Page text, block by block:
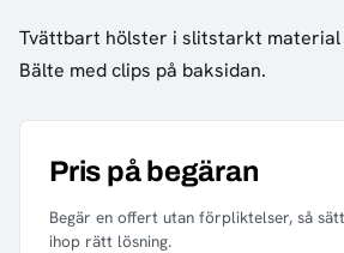
Tvättbart hölster i slitstarkt material
Bälte med clips på baksidan.
Pris på begäran
Begär en offert utan förpliktelser, så
ihop rätt lösning.